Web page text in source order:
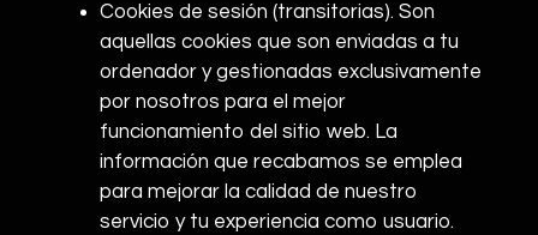
​Cookies de sesión (transitorias). Son
aquellas cookies que son enviadas a tu
ordenador y gestionadas exclusivamente
por nosotros para el mejor
funcionamiento del sitio web. La
información que recabamos se emplea
para mejorar la calidad de nuestro
servicio y tu experiencia como usuario.